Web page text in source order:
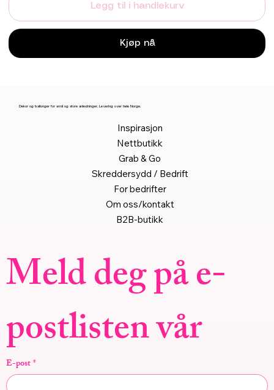
Legg til i handlekurv
Kjøp nå
Meld deg på e-
postlisten vår
E-post*
Dekor og ballonger for små og store anledninger. Levering over hele Norge.
Inspirasjon
Nettbutikk
Grab & Go
Skreddersydd / Bedrift
For bedrifter
Om oss/kontakt
B2B-butikk